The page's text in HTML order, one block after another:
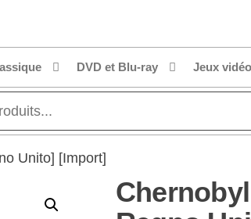
DVD et Blu-ray Jeux
Unito] [Import]